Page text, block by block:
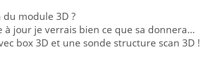
module 3D ?
à jour je verrais bien ce que sa donnera...
box 3D et une sonde structure scan 3D !